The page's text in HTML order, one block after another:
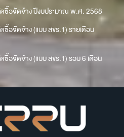
ซื้อจัดจ้าง ปีงบประมาณ พ.ศ. 2568
อจัดจ้าง (แบบ สขร.1) รายเดือน
อจัดจ้าง (แบบ สขร.1) รอบ 6 เดือน